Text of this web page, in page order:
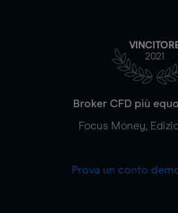
2021
Broker CFD più
Focus Money,
Prova un conto